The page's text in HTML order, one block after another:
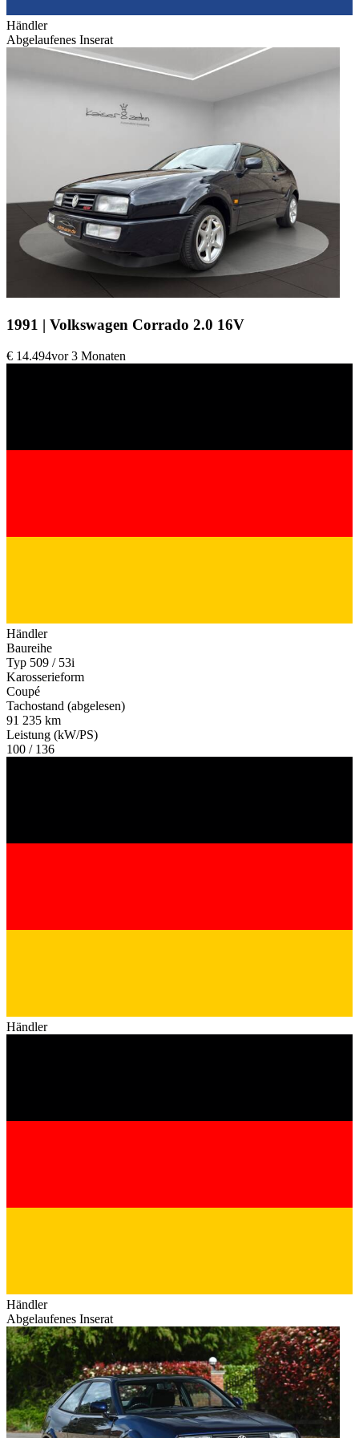
Händler
Abgelaufenes Inserat
1991 | Volkswagen Corrado 2.0 16V
€ 14.494vor 3 Monaten
Händler
Baureihe
Typ 509 / 53i
Karosserieform
Coupé
Tachostand (abgelesen)
91 235 km
Leistung (kW/PS)
100 / 136
Händler
Händler
Abgelaufenes Inserat